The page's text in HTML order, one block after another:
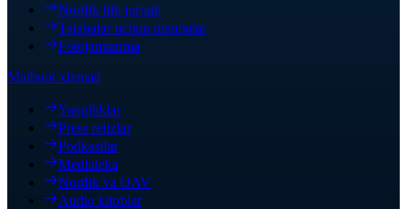
Nordik life jurnali
Talabalar uchun manbalar
Fotojamlanma
Matbuot xizmati
Yangiliklar
Press relizlar
Podkastlar
Mediateka
Nordik va OAV
Audio kitoblar